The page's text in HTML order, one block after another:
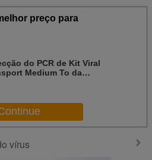
preço para
do PCR de Kit Viral
Medium To da
vírus